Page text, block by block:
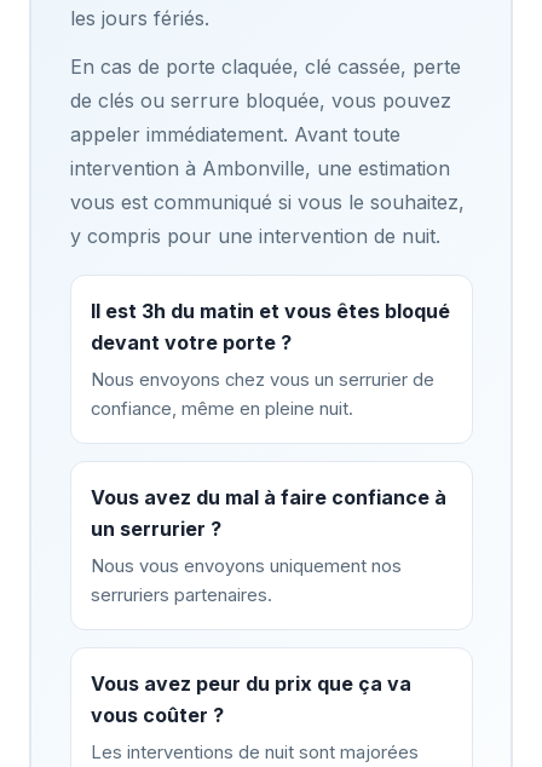
les jours fériés.
En cas de porte claquée, clé cassée, perte
de clés ou serrure bloquée, vous pouvez
appeler immédiatement. Avant toute
intervention à Ambonville, une estimation
vous est communiqué si vous le souhaitez,
y compris pour une intervention de nuit.
Il est 3h du matin et vous êtes bloqué
devant votre porte ?
Nous envoyons chez vous un serrurier de
confiance, même en pleine nuit.
Vous avez du mal à faire confiance à
un serrurier ?
Nous vous envoyons uniquement nos
serruriers partenaires.
Vous avez peur du prix que ça va
vous coûter ?
Les interventions de nuit sont majorées